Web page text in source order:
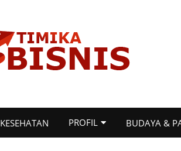
KESEHATAN PROFIL BUDAYA &